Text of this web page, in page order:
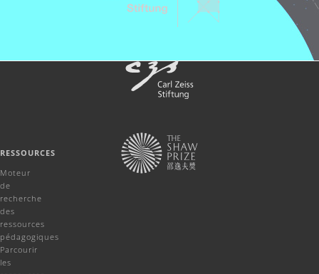
RESSOURCES
Moteur
de
recherche
des
ressources
pédagogiques
Parcourir
les